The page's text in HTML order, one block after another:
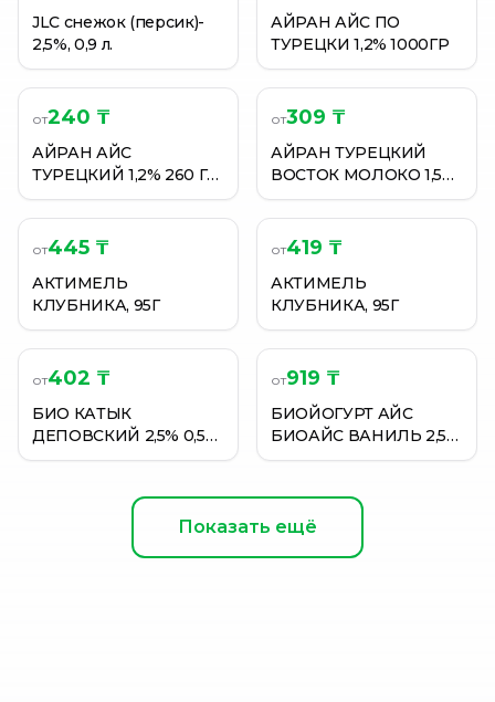
JLC снежок (персик)-
2,5%, 0,9 л.
АЙРАН АЙС ПО
ТУРЕЦКИ 1,2% 1000ГР
от240 ₸
АЙРАН АЙС
ТУРЕЦКИЙ 1,2% 260 Г
РЕТ
от309 ₸
АЙРАН ТУРЕЦКИЙ
ВОСТОК МОЛОКО 1,5%
300МЛ П/СТ
от445 ₸
АКТИМЕЛЬ
КЛУБНИКА, 95Г
от419 ₸
АКТИМЕЛЬ
КЛУБНИКА, 95Г
от402 ₸
БИО КАТЫК
ДЕПОВСКИЙ 2,5% 0,5Л
П/П
от919 ₸
БИОЙОГУРТ АЙС
БИОАЙС ВАНИЛЬ 2,5%
1000 Г TETRA PAK
Показать ещё